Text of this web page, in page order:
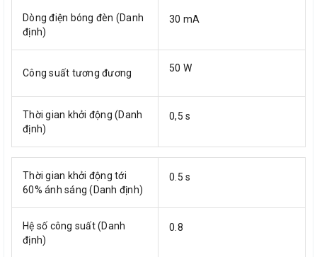
Dòng điện bóng đèn (Danh
định)
30 mA
Công suất tương đương 50 W
Thời gian khởi động (Danh
định)
0,5 s
Thời gian khởi động tới
60% ánh sáng (Danh định)
0.5 s
Hệ số công suất (Danh
định)
0.8